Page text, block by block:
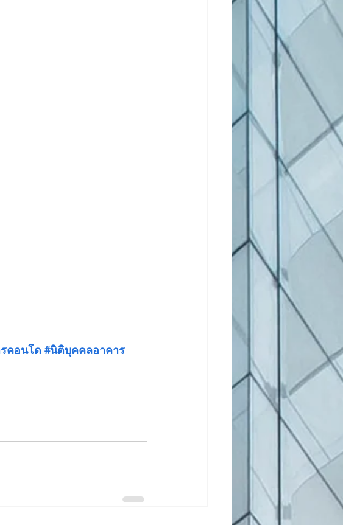
คอนโด #นิติบุคคลอาคาร